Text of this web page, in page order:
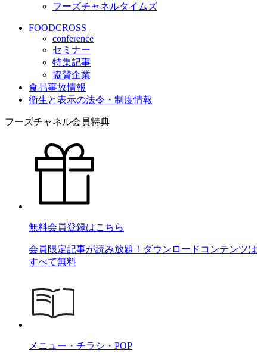
フーズチャネルタイムズ
FOODCROSS
conference
セミナー
特集記事
協賛企業
食品事故情報
衛生と表示の法令・制度情報
フーズチャネル会員特典
無料会員登録はこちら
会員限定記事が読み放題！ダウンロードコンテンツは
すべて無料
メニュー・チラシ・POP